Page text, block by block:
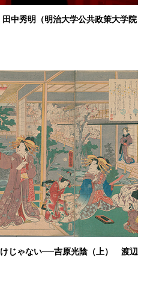
中秀明（明治大学公共政策大学院
けじゃない──吉原光陰（上） 渡辺